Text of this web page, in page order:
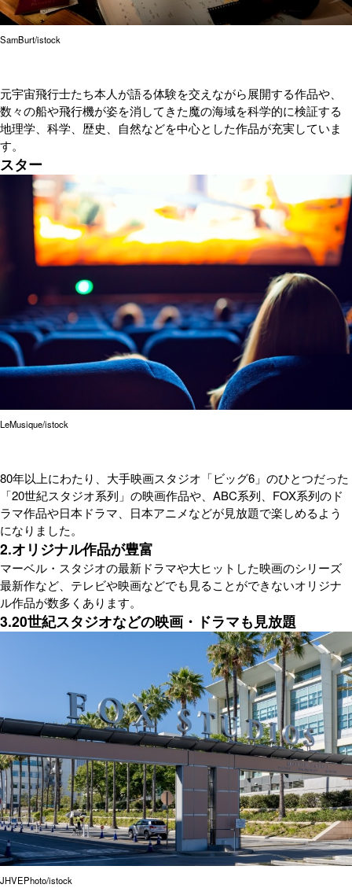
SamBurt/istock
元宇宙飛行士たち本人が語る体験を交えながら展開する作品や、
数々の船や飛行機が姿を消してきた魔の海域を科学的に検証する
地理学、科学、歴史、自然などを中心とした作品が充実していま
す。
スター
LeMusique/istock
80年以上にわたり、大手映画スタジオ「ビッグ6」のひとつだった
「20世紀スタジオ系列」の映画作品や、ABC系列、FOX系列のド
ラマ作品や日本ドラマ、日本アニメなどが見放題で楽しめるよう
になりました。
2.オリジナル作品が豊富
マーベル・スタジオの最新ドラマや大ヒットした映画のシリーズ
最新作など、テレビや映画などでも見ることができないオリジナ
ル作品が数多くあります。
3.20世紀スタジオなどの映画・ドラマも見放題
JHVEPhoto/istock